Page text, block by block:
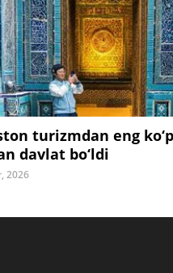
turizmdan eng
davlat bo‘ldi
2026